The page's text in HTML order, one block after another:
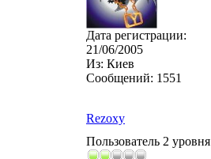
Дата регистрации:
21/06/2005
Из: Киев
Сообщений: 1551
Rezoxy
Пользователь 2 уровня